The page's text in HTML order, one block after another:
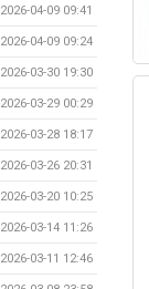
2026-04-09 09:41
2026-04-09 09:24
2026-03-30 19:30
2026-03-29 00:29
2026-03-28 18:17
2026-03-26 20:31
2026-03-20 10:25
2026-03-14 11:26
2026-03-11 12:46